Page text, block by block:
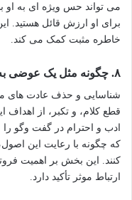
می تواند حس ویژه ای به او
برای او ارزش قائل هستید.
خاطره مثبت کمک می کند.
۸. چگونه مثل یک عوضی به نظر نرسیم؟
شناسایی و حذف عادت های
قطع کلام، و تکبر، از
ادب و احترام در گفت وگو
که چگونه با رعایت این
کنند. این بخش بر اهمیت
ارتباط موثر تأکید دارد.